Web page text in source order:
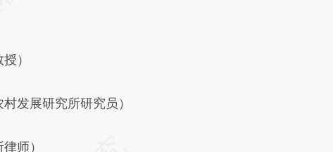
）
发展研究所研究员）
师）